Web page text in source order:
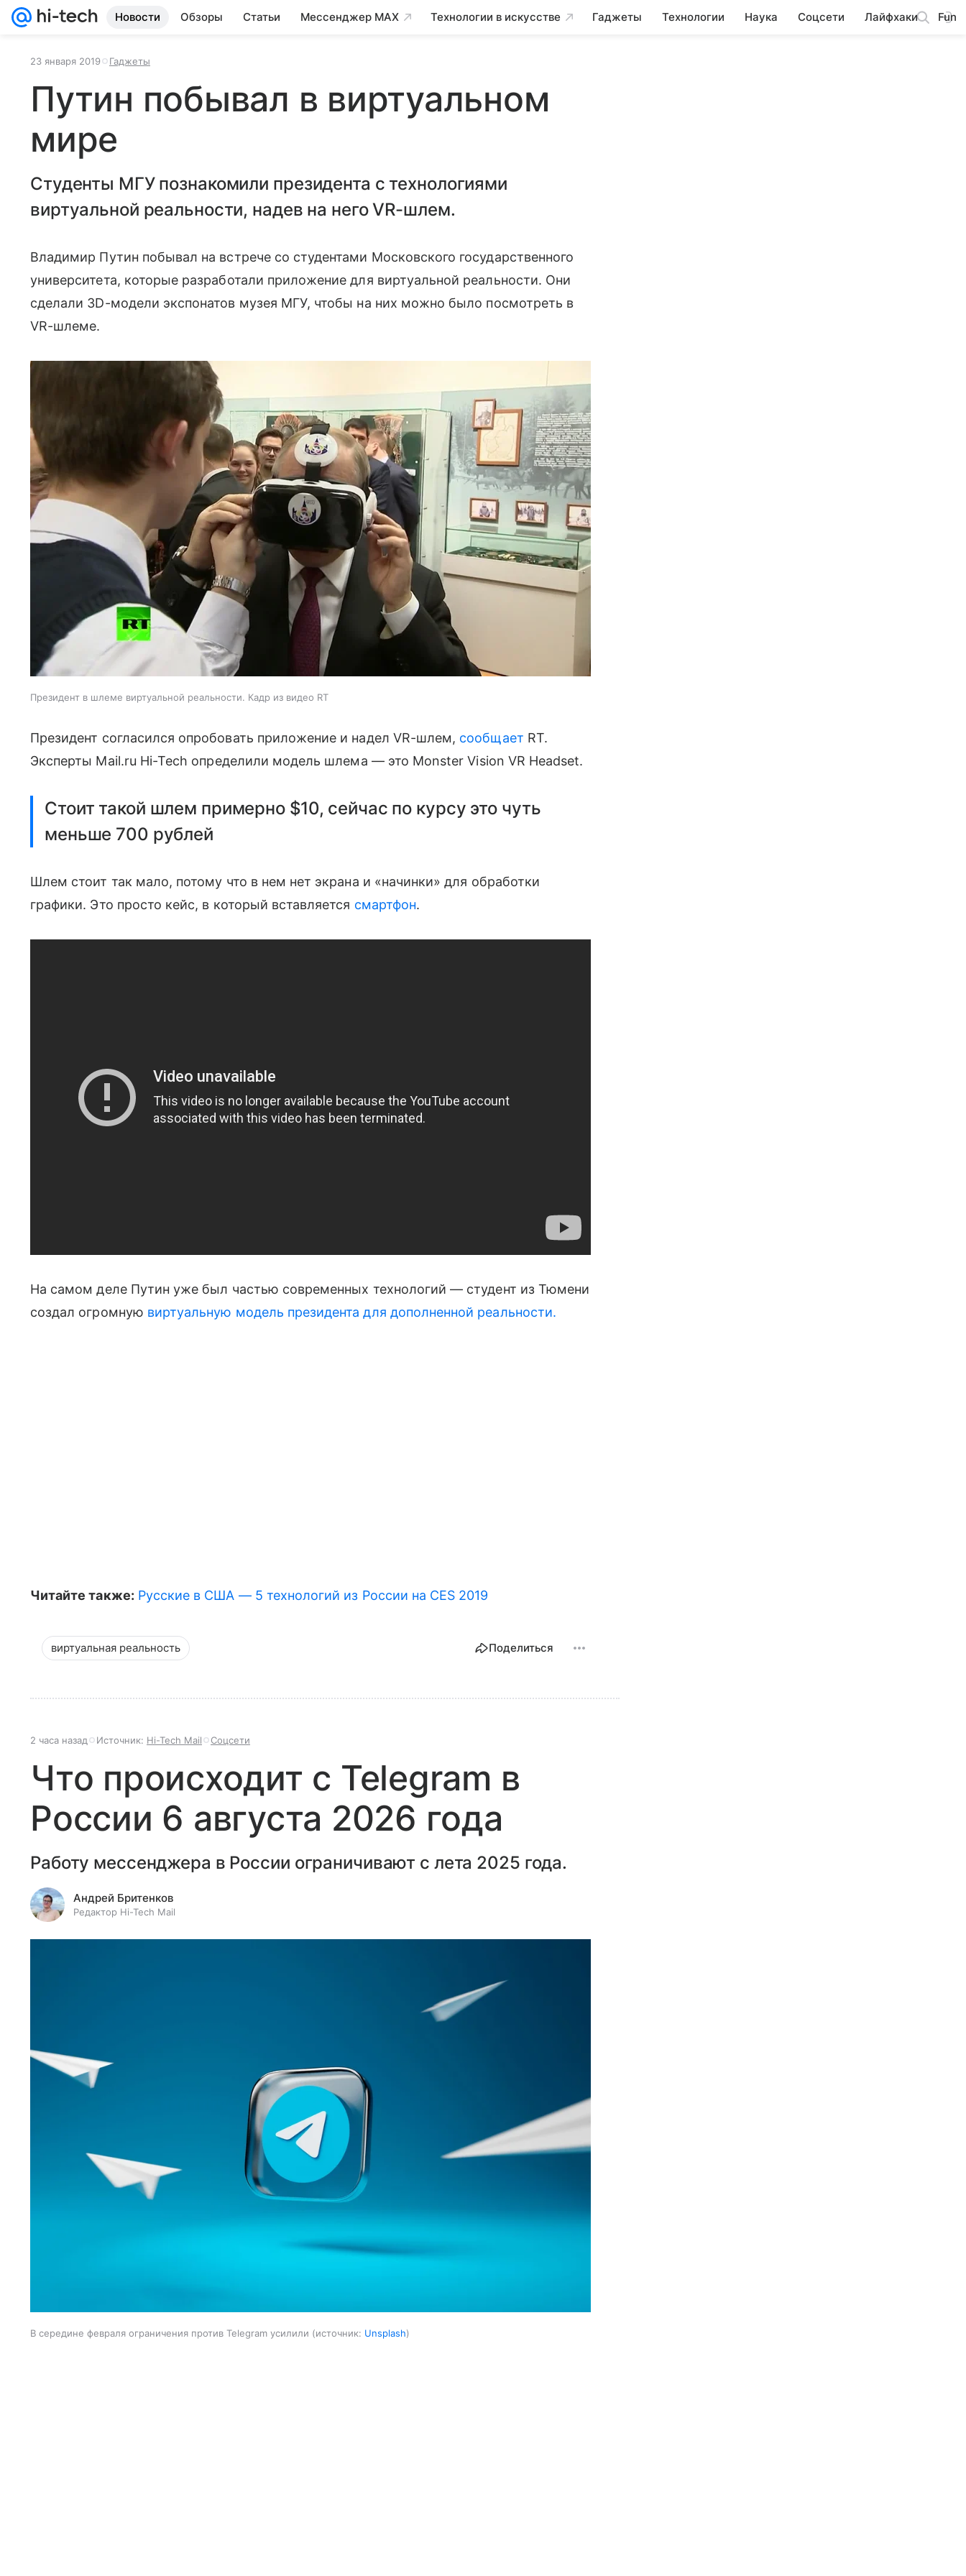
Новости Обзоры Статьи Мессенджер MAX Технологии в искусстве Гаджеты Технологии Наука Соцсети Лайфхаки Fun
23 января 2019 Гаджеты
Путин побывал в виртуальном
мире
Студенты МГУ познакомили президента с технологиями
виртуальной реальности, надев на него VR-шлем.
Владимир Путин побывал на встрече со студентами Московского государственного
университета, которые разработали приложение для виртуальной реальности. Они
сделали 3D-модели экспонатов музея МГУ, чтобы на них можно было посмотреть в
VR-шлеме.
Президент в шлеме виртуальной реальности. Кадр из видео RT
Президент согласился опробовать приложение и надел VR-шлем, сообщает RT.
Эксперты Mail.ru Hi-Tech определили модель шлема — это Monster Vision VR Headset.
Стоит такой шлем примерно $10, сейчас по курсу это чуть
меньше 700 рублей
Шлем стоит так мало, потому что в нем нет экрана и «начинки» для обработки
графики. Это просто кейс, в который вставляется смартфон.
На самом деле Путин уже был частью современных технологий — студент из Тюмени
создал огромную виртуальную модель президента для дополненной реальности.
Читайте также: Русские в США — 5 технологий из России на CES 2019
виртуальная реальность Поделиться
2 часа назад Источник: Hi-Tech Mail Соцсети
Что происходит с Telegram в
России 6 августа 2026 года
Работу мессенджера в России ограничивают с лета 2025 года.
Андрей Бритенков
Редактор Hi-Tech Mail
В середине февраля ограничения против Telegram усилили источник: Unsplash